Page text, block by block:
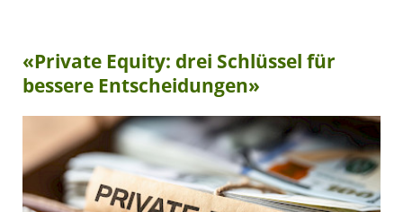
«Private Equity: drei Schlüssel für
bessere Entscheidungen»